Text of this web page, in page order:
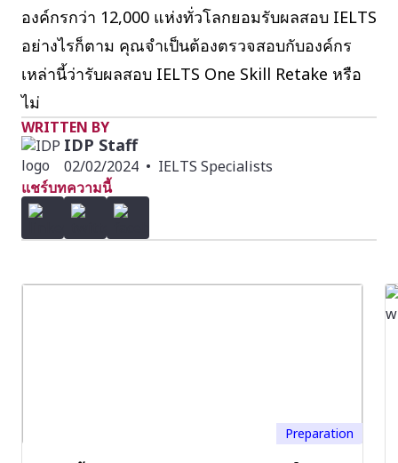
องค์กรกว่า 12,000 แห่งทั่วโลกยอมรับผลสอบ IELTS
อย่างไรก็ตาม คุณจำเป็นต้องตรวจสอบกับองค์กร
เหล่านี้ว่ารับผลสอบ IELTS One Skill Retake หรือ
ไม่
WRITTEN BY
IDP Staff
02/02/2024 • IELTS Specialists
แชร์บทความนี้
Preparation